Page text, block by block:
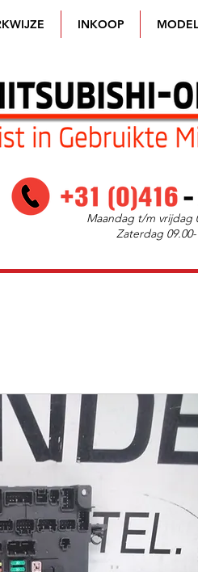
INKOOP
Maandag t/m vrijdag
Zaterdag 09.00-